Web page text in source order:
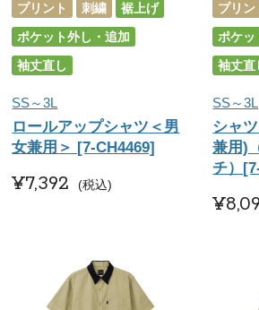
プリント 刺繍
裾上げ
ポケット外し・追加
袖丈直し
SS～3L
ロールアップシャツ＜男
女兼用＞ [7-CH4469]
¥7,392 税込
プリン
ポケッ
袖丈直
SS～3L
シャ
兼用)
チ）
¥